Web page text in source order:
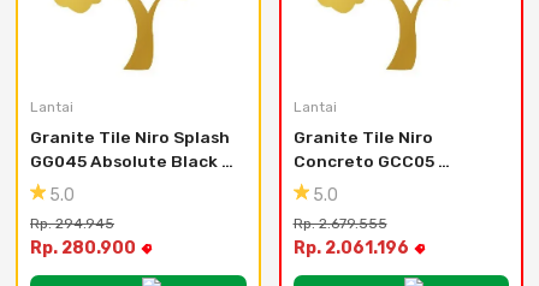
Lantai
Granite Tile Niro Splash
GG045 Absolute Black -
60x60
5.0
Rp. 294.945
Rp. 280.900
Lantai
Granite Tile Niro
Concreto GCC05
Pozzolano Gris -
5.0
Rp. 2.679.555
Rp. 2.061.196